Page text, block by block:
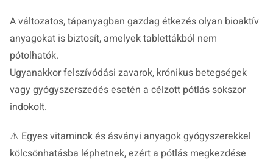
A változatos, tápanyagban gazdag étkezés olyan bioaktív
anyagokat is biztosít, amelyek tablettákból nem
pótolhatók.
Ugyanakkor felszívódási zavarok, krónikus betegségek
vagy gyógyszerszedés esetén a célzott pótlás sokszor
indokolt.
⚠️ Egyes vitaminok és ásványi anyagok gyógyszerekkel
kölcsönhatásba léphetnek, ezért a pótlás megkezdése